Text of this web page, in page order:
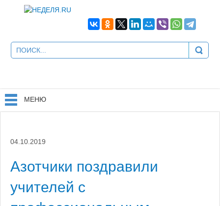
МЕНЮ
04.10.2019
Азотчики поздравили
учителей с